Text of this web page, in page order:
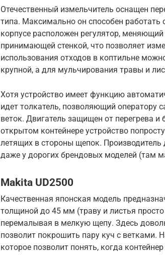
Отечественный измельчитель оснащен
типа. Максимально он способен
корпусе расположен регулятор,
принимающей стенкой, что позволяет
использования отходов в коптильне
крупной, а для мульчирования травы и
Хотя устройство имеет функцию
идет толкатель, позволяющий оператору
веток. Двигатель защищен от перегрева
открытом контейнере устройство
летящих в стороны щепок. Производитель
даже у дорогих брендовых моделей (там
Makita UD2500
Качественная японская модель
толщиной до 45 мм (траву и листья
перемалывая в мелкую щепу. Здесь
позволит покрошить пару куч с ветками.
которое позволит понять, когда